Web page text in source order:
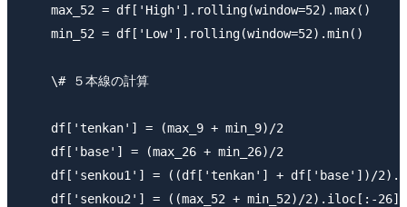
​    max_52 = df['High'].rolling(window=52).max()
​    min_52 = df['Low'].rolling(window=52).min()
​    \# ５本線の計算
​    df['tenkan'] = (max_9 + min_9)/2
​    df['base'] = (max_26 + min_26)/2
df['senkou1'] = ((df['tenkan'] + df['base'])/
​    df['senkou2'] = ((max_52 + min_52)/2).iloc[:-26]